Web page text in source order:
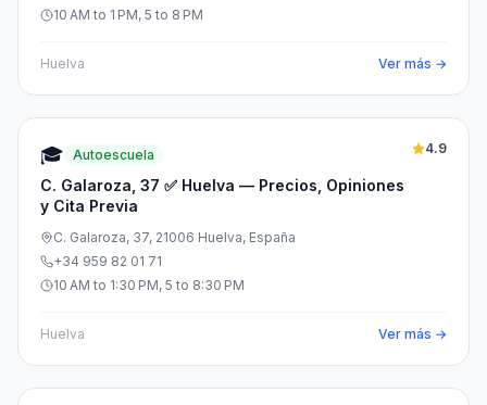
10 AM to 1 PM, 5 to 8 PM
Huelva Ver más →
🎓 Autoescuela
C. Galaroza, 37 ✅ Huelva — Precios, Opiniones
y Cita Previa
4.9
C. Galaroza, 37, 21006 Huelva, España
+34 959 82 01 71
10 AM to 1:30 PM, 5 to 8:30 PM
Huelva Ver más →